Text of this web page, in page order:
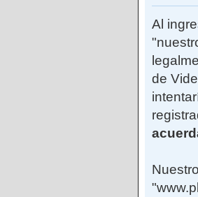
Al
de